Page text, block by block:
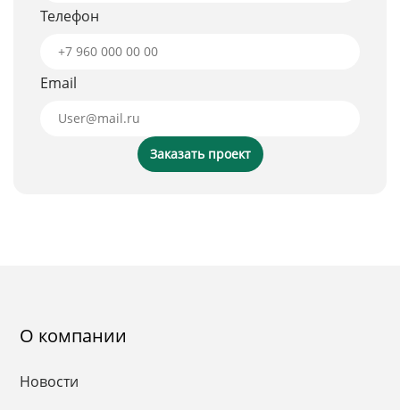
Телефон
Email
Заказать проект
О компании
Новости